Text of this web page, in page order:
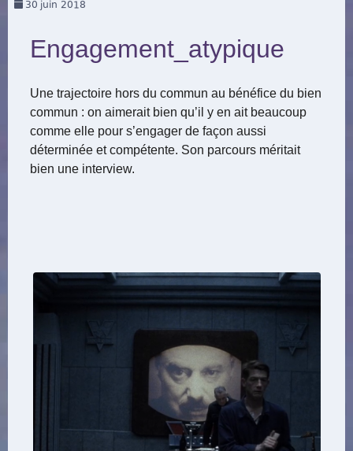
30 juin 2018
Engagement_atypique
Une trajectoire hors du commun au bénéfice du bien
commun : on aimerait bien qu’il y en ait beaucoup
comme elle pour s’engager de façon aussi
déterminée et compétente. Son parcours méritait
bien une interview.